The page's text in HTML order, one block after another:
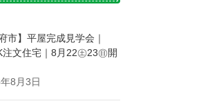
府市】平屋完成見学会｜
注文住宅｜8月22㊏23㊐開
8月3日